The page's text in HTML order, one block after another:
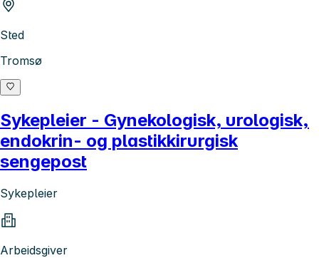
Sted
Tromsø
Sykepleier - Gynekologisk, urologisk,
endokrin- og plastikkirurgisk
sengepost
Sykepleier
Arbeidsgiver